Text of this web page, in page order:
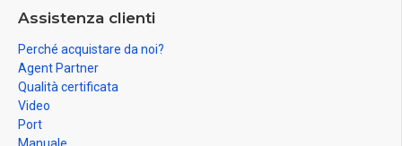
Assistenza clienti
Perché acquistare da noi?
Agent Partner
Qualità certificata
Video
Port